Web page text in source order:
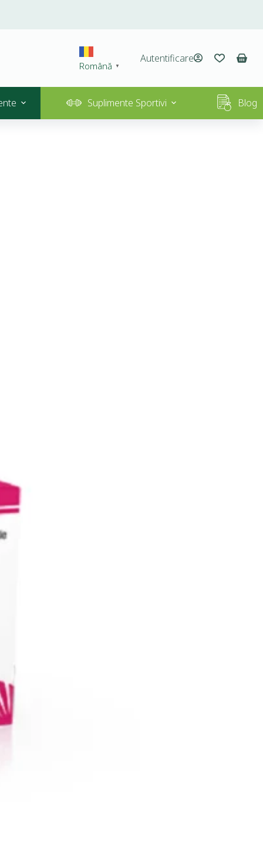
Română ▼
Autentificare
Suplimente Sportivi Blog